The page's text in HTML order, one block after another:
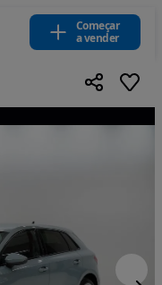
Começar
a vender